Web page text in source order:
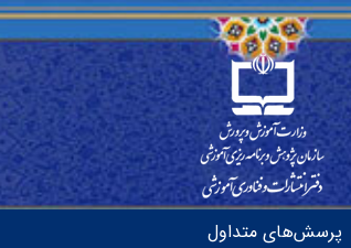
پرسش‌های متداول